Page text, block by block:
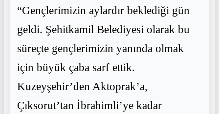
“Gençlerimizin aylardır beklediği gün
geldi. Şehitkamil Belediyesi olarak bu
süreçte gençlerimizin yanında olmak
için büyük çaba sarf ettik.
Kuzeyşehir’den Aktoprak’a,
Çıksorut’tan İbrahimli’ye kadar